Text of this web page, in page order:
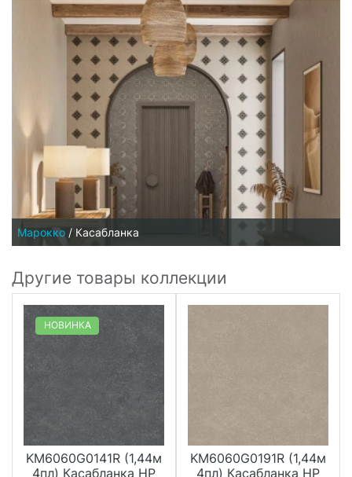
Марокко / Касабланка
Другие товары коллекции
НОВИНКА
KM6060G0141R (1,44м
4пл) Касабланка HP
KM6060G0191R (1,44м
4пл) Касабланка HP